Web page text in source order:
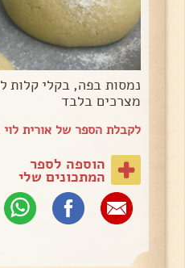
מצרכים בלבד
לקבלת הספר של אורית
הוספה לספר
המתכונים שלי